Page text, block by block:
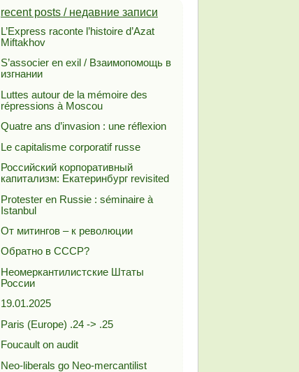
recent posts / недавние записи
L’Express raconte l’histoire d’Azat
Miftakhov
S’associer en exil / Взаимопомощь в
изгнании
Luttes autour de la mémoire des
répressions à Moscou
Quatre ans d’invasion : une réflexion
Le capitalisme corporatif russe
Российский корпоративный
капитализм: Екатеринбург revisited
Protester en Russie : séminaire à
Istanbul
От митингов – к революции
Обратно в СССР?
Неомеркантилистские Штаты
России
19.01.2025
Paris (Europe) .24 -> .25
Foucault on audit
Neo-liberals go Neo-mercantilist